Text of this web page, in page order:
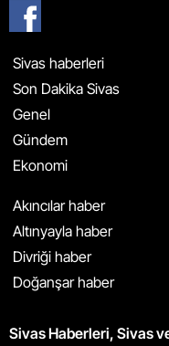
Sivas haberleri
Son Dakika Sivas
Genel
Gündem
Ekonomi
Akıncılar haber
Altınyayla haber
Divriği haber
Doğanşar haber
Sivas Haberleri, Sivas